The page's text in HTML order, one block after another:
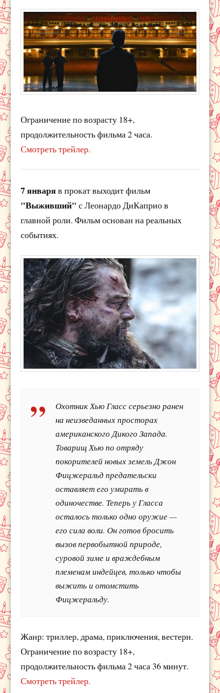
Ограничение по возрасту 18+,
продолжительность фильма 2 часа.
Смотреть трейлер.
7 январяв прокат выходит фильм
"Выживший" с Леонардо ДиКаприо в
главной роли. Фильм основан на реальных
событиях.
Охотник Хью Гласс серьезно ранен
на неизведанных просторах
американского Дикого Запада.
Товарищ Хью по отряду
покорителей новых земель Джон
Фицжеральд предательски
оставляет его умирать в
одиночестве. Теперь у Гласса
осталось только одно оружие —
его сила воли. Он готов бросить
вызов первобытной природе,
суровой зиме и враждебным
племенам индейцев, только чтобы
выжить и отомстить
Фицжеральду.
Жанр: триллер, драма, приключения, вестерн.
Ограничение по возрасту 18+,
продолжительность фильма 2 часа 36 минут.
Смотреть трейлер.